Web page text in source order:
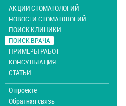
АКЦИИ СТОМАТОЛОГИЙ
НОВОСТИ СТОМАТОЛОГИЙ
ПОИСК КЛИНИКИ
ПОИСК ВРАЧА
ПРИМЕРЫ РАБОТ
КОНСУЛЬТАЦИЯ
СТАТЬИ
О проекте
Обратная связь